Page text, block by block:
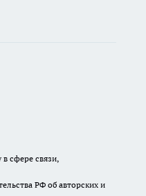
сфере связи,
РФ об авторских и